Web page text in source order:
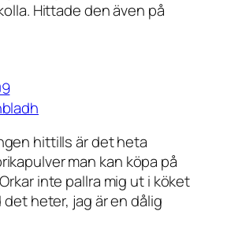
Hittade den även på
hittills är det heta
man kan köpa på
inte pallra mig ut i köket
heter, jag är en dålig